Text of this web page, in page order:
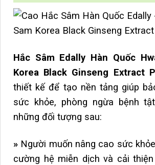
Hắc Sâm Edally Hàn Quốc
Korea Black Ginseng Extract
thiết kế để tạo nền tảng giúp
sức khỏe, phòng ngừa bệnh
những đối tượng sau:
» Người muốn nâng cao sức
cường hệ miễn dịch và cải